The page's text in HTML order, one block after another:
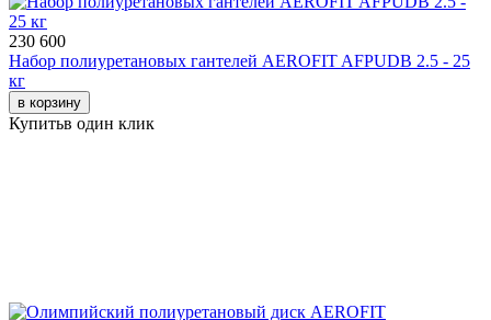
230 600
Набор полиуретановых гантелей AEROFIT AFPUDB 2.5 - 25
кг
в корзину
Купитьв один клик